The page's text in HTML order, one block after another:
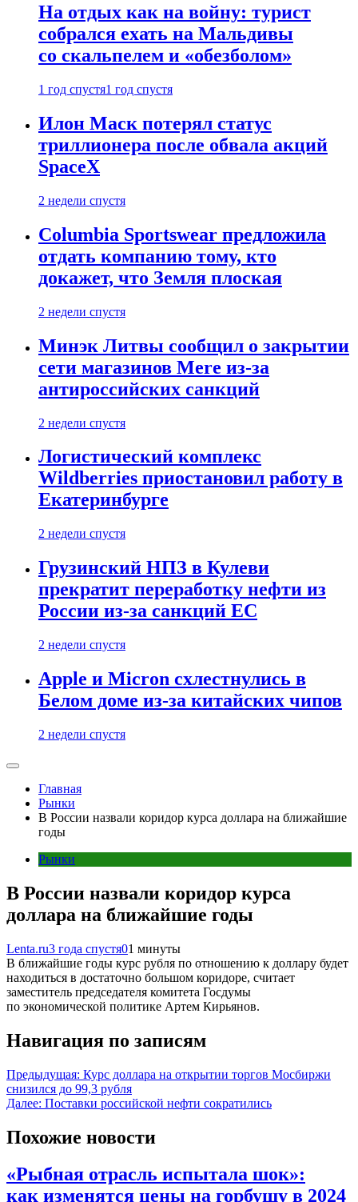
На отдых как на войну: турист
собрался ехать на Мальдивы
со скальпелем и «обезболом»
1 год спустя1 год спустя
Илон Маск потерял статус
триллионера после обвала акций
SpaceX
2 недели спустя
Columbia Sportswear предложила
отдать компанию тому, кто
докажет, что Земля плоская
2 недели спустя
Минэк Литвы сообщил о закрытии
сети магазинов Mere из-за
антироссийских санкций
2 недели спустя
Логистический комплекс
Wildberries приостановил работу в
Екатеринбурге
2 недели спустя
Грузинский НПЗ в Кулеви
прекратит переработку нефти из
России из-за санкций ЕС
2 недели спустя
Apple и Micron схлестнулись в
Белом доме из-за китайских чипов
2 недели спустя
Главная
Рынки
В России назвали коридор курса доллара на ближайшие
годы
Рынки
В России назвали коридор курса
доллара на ближайшие годы
Lenta.ru3 года спустя01 минуты
В ближайшие годы курс рубля по отношению к доллару будет
находиться в достаточно большом коридоре, считает
заместитель председателя комитета Госдумы
по экономической политике Артем Кирьянов.
Навигация по записям
Предыдущая: Курс доллара на открытии торгов Мосбиржи
снизился до 99,3 рубля
Далее: Поставки российской нефти сократились
Похожие новости
«Рыбная отрасль испытала шок»:
как изменятся цены на горбушу в 2024